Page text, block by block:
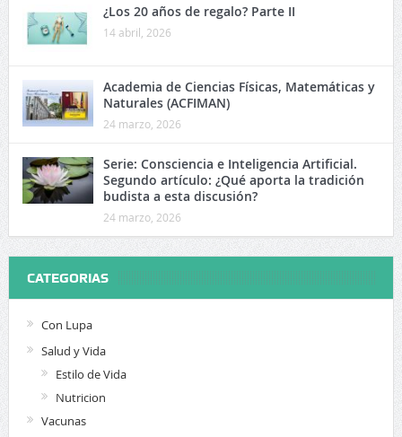
¿Los 20 años de regalo? Parte II
14 abril, 2026
Academia de Ciencias Físicas, Matemáticas y
Naturales (ACFIMAN)
24 marzo, 2026
Serie: Consciencia e Inteligencia Artificial.
Segundo artículo: ¿Qué aporta la tradición
budista a esta discusión?
24 marzo, 2026
CATEGORIAS
Con Lupa
Salud y Vida
Estilo de Vida
Nutricion
Vacunas